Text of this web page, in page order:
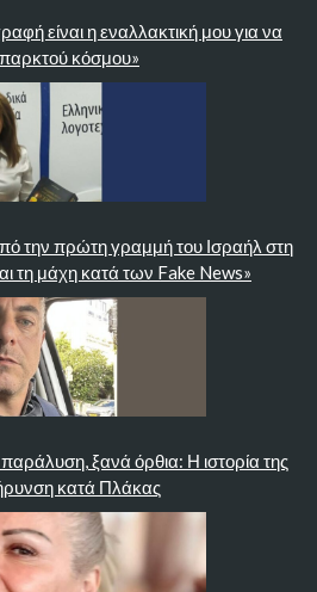
είναι η εναλλακτική μου για να
κόσμου»
την πρώτη γραμμή του Ισραήλ στη
τη μάχη κατά των Fake News»
ξανά όρθια: Η ιστορία της
κατά Πλάκας